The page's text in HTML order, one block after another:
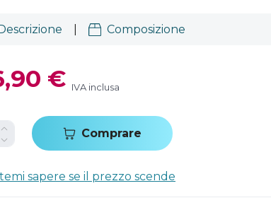
Composizione
€ IVA inclusa
Comprare
sapere se il prezzo scende